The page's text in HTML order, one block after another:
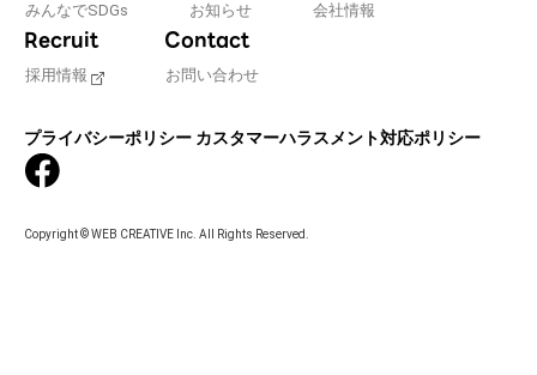
みんなでSDGs お知らせ 会社情報
Recruit
採用情報
Contact
お問い合わせ
プライバシーポリシー カスタマーハラスメント対応ポリシー
Copyright © WEB CREATIVE Inc. All Rights Reserved.